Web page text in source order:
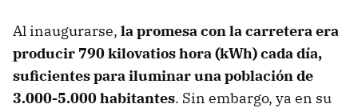
Al inaugurarse, la promesa con la carretera era
producir 790 kilovatios hora (kWh) cada día,
suficientes para iluminar una población de
3.000-5.000 habitantes. Sin embargo, ya en su